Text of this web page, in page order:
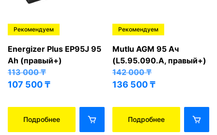
Рекомендуем
Energizer Plus EP95J 95
Ah (правый+)
113 000₸
107 500₸
Подробнее
Рекомендуем
Mutlu AGM 95 Ач
(L5.95.090.A, правый+)
142 000₸
136 500₸
Подробнее